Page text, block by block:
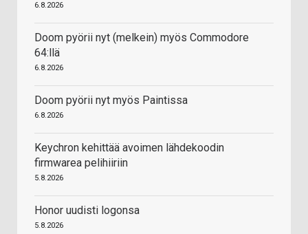
6.8.2026
Doom pyörii nyt (melkein) myös Commodore
64:llä
6.8.2026
Doom pyörii nyt myös Paintissa
6.8.2026
Keychron kehittää avoimen lähdekoodin
firmwarea pelihiiriin
5.8.2026
Honor uudisti logonsa
5.8.2026